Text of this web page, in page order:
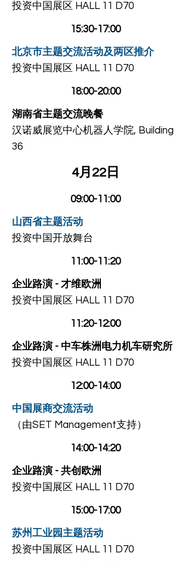
投资中国展区 HALL 11 D70
15:30-17:00
北京市主题交流活动及两区推介
投资中国展区 HALL 11 D70
18:00-20:00
湖南省主题交流晚餐
汉诺威展览中心机器人学院, Building
36
4月22日
09:00-11:00
山西省主题活动
投资中国开放舞台
11:00-11:20
​企业路演 - 才维欧洲
投资中国展区 HALL 11 D70
11:20-12:00
​企业路演 - 中车株洲电力机车研究所
投资中国展区 HALL 11 D70
12:00-14:00
中国展商交流活动
（由SET Management支持）
14:00-14:20
企业路演 - 共创欧洲
投资中国展区 HALL 11 D70
15:00-17:00
苏州工业园主题活动
投资中国展区 HALL 11 D70